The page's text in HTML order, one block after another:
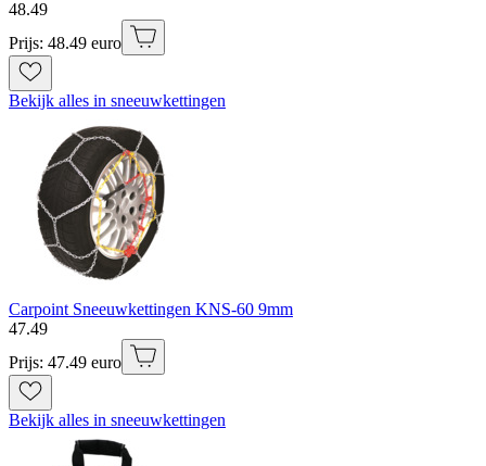
48.49
Prijs: 48.49 euro
Bekijk alles in sneeuwkettingen
Carpoint Sneeuwkettingen KNS-60 9mm
47.49
Prijs: 47.49 euro
Bekijk alles in sneeuwkettingen